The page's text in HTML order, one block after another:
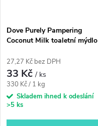
Dove Purely Pampering
Coconut Milk toaletní mýdlo
27,27 Kč bez DPH
33 Kč/ ks
Měrná
cena:
330 Kč / 1 kg
Skladem ihned k odeslání
>5 ks